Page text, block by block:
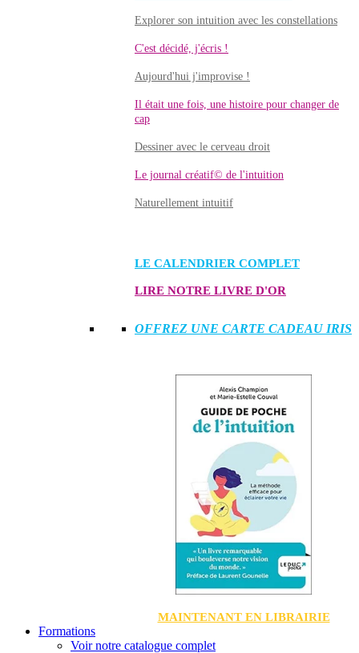
Explorer son intuition avec les constellations
C'est décidé, j'écris !
Aujourd'hui j'improvise !
Il était une fois, une histoire pour changer de
cap
Dessiner avec le cerveau droit
Le journal créatif© de l'intuition
Naturellement intuitif
LE CALENDRIER COMPLET
LIRE NOTRE LIVRE D'OR
OFFREZ UNE CARTE CADEAU IRIS
MAINTENANT EN LIBRAIRIE
Formations
Voir notre catalogue complet